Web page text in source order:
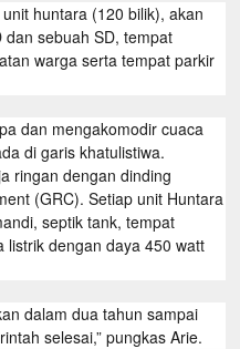
huntara (120 bilik), akan
dan sebuah SD, tempat
warga serta tempat parkir
dan mengakomodir cuaca
di garis khatulistiwa.
ringan dengan dinding
(GRC). Setiap unit Huntara
septik tank, tempat
listrik dengan daya 450 watt
dalam dua tahun sampai
selesai,” pungkas Arie.